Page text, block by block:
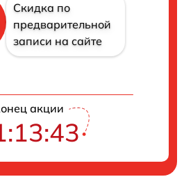
Скидка по
предварительной
записи на сайте
акции